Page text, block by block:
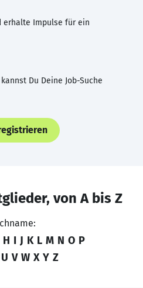
erhalte Impulse für ein
Du Deine Job-Suche
von A bis Z
H I J K L M N O P
U V W X Y Z